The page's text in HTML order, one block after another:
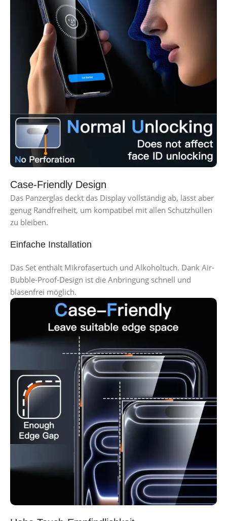
Case-Friendly Design
Das Panzerglas deckt das Display vollständig ab, lässt aber
genug Randfreiheit, um kompatibel mit allen Schutzhüllen
zu bleiben.
Einfache Installation
Das Set enthält Mikrofasertuch und Alkoholtuch. Dank Air-
Bubble-Proof-Design ist die Anbringung schnell und
blasenfrei möglich.